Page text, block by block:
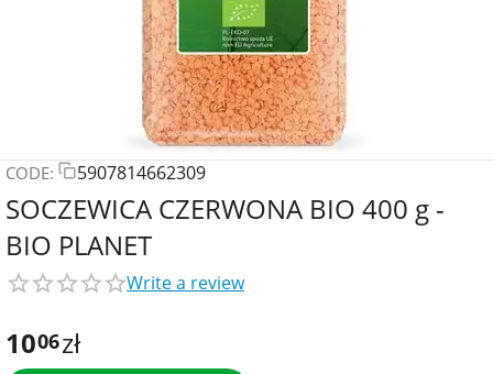
CODE: 5907814662309
SOCZEWICA CZERWONA BIO 400 g -
BIO PLANET
Write a review
1006zł